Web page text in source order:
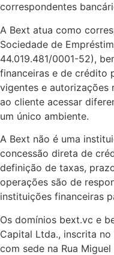
correspondentes
A Bext atua como
Sociedade de
44.019.481/0001-52),
financeiras e de crédito
vigentes e autorizações
ao cliente acessar
um único ambiente.
A Bext não é uma
concessão direta de
definição de taxas,
operações são de
instituições financeiras
Os domínios bext.vc e
Capital Ltda., inscrita no
com sede na Rua Miguel